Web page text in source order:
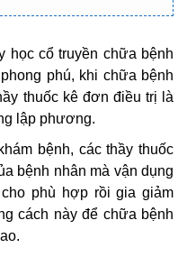
học cổ truyền chữa bệnh
phú, khi chữa bệnh
thuốc kê đơn điều trị là
lập phương.
bệnh, các thầy thuốc
bệnh nhân mà vận dụng
phù hợp rồi gia giảm
cách này để chữa bệnh